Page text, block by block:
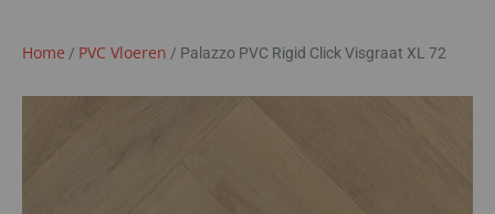
Home / PVC Vloeren / Palazzo PVC Rigid Click Visgraat XL 72